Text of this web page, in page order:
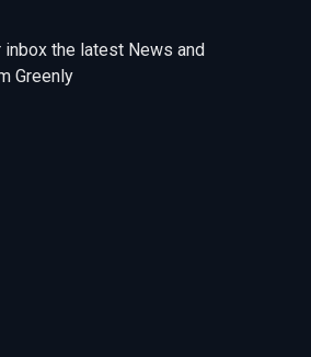
inbox the latest News and
Greenly